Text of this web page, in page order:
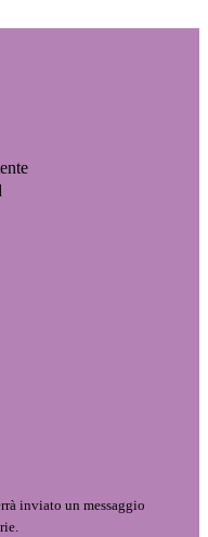
inviato un messaggio